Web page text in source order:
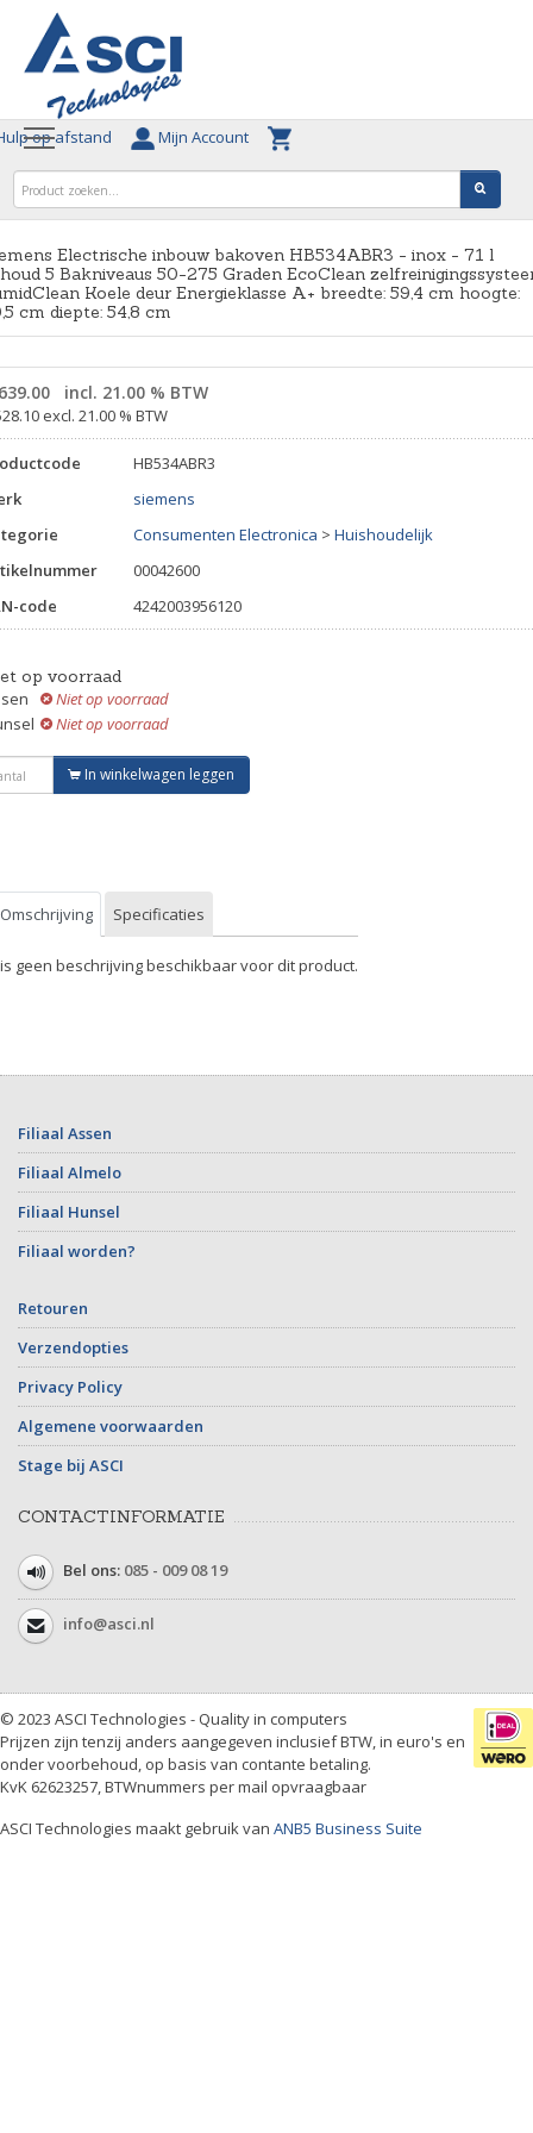
op afstand Mijn Account
Electrische inbouw bakoven HB534ABR3 - inox - 71 l
5 Bakniveaus 50-275 Graden EcoClean
Koele deur Energieklasse A+ breedte: 59,4 cm hoogte:
cm diepte: 54,8 cm
incl. 21.00 % BTW
excl. 21.00 % BTW
HB534ABR3
siemens
Consumenten Electronica > Huishoudelijk
00042600
code
4242003956120
op voorraad
Niet op voorraad
Niet op voorraad
In winkelwagen leggen
Omschrijving Specificaties
geen beschrijving beschikbaar voor dit product.
Filiaal Assen
Filiaal Almelo
Filiaal Hunsel
Filiaal worden?
Retouren
Verzendopties
Privacy Policy
Algemene voorwaarden
Stage bij ASCI
CONTACTINFORMATIE
Bel ons: 085 - 009 08 19
info@asci.nl
© 2023 ASCI Technologies - Quality in computers
Prijzen zijn tenzij anders aangegeven inclusief BTW, in euro's en
onder voorbehoud, op basis van contante betaling.
KvK 62623257, BTWnummers per mail opvraagbaar
ASCI Technologies maakt gebruik van ANB5 Business Suite